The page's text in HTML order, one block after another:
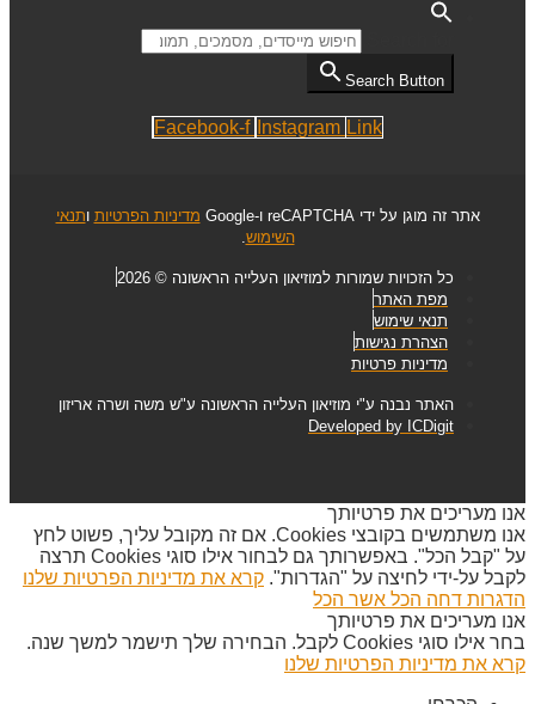
Search Button
Facebook-f Instagram Link
אתר זה מוגן על ידי reCAPTCHA ו-Google מדיניות הפרטיות ותנאי
השימוש
כל הזכויות שמורות למוזיאון העלייה הראשונה © 2026
מפת האתר
תנאי שימוש
הצהרת נגישות
מדיניות פרטיות
האתר נבנה ע"י מוזיאון העלייה הראשונה ע"ש משה ושרה אריזון
Developed by ICDigit
אנו מעריכים את פרטיותך
אנו משתמשים בקובצי Cookies. אם זה מקובל עליך, פשוט לחץ
על "קבל הכל". באפשרותך גם לבחור אילו סוגי Cookies תרצה
לקבל על-ידי לחיצה על "הגדרות". קרא את מדיניות הפרטיות שלנו
הדגרות דחה הכל אשר הכל
אנו מעריכים את פרטיותך
בחר אילו סוגי Cookies לקבל. הבחירה שלך תישמר למשך שנה.
קרא את מדיניות הפרטיות שלנו